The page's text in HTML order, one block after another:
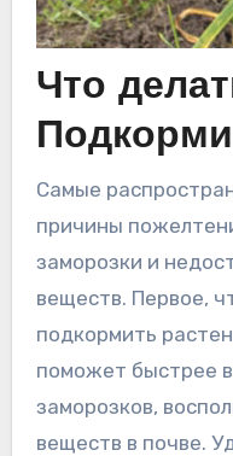
Что
Самые
причины
заморозки и
веществ. Первое,
подкормить
поможет быстрее
заморозков,
веществ в почве.